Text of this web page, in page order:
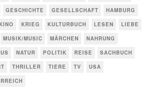
GESCHICHTE GESELLSCHAFT
HAMBURG
KRIEG KULTURBUCH LESEN
LIEBE
MUSIK/MUSIC MÄRCHEN
NAHRUNG
NATUR POLITIK REISE
SACHBUCH
THRILLER TIERE TV
USA